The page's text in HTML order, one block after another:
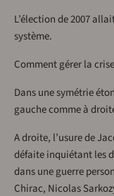
L’élection de 2007
système.
Comment gérer la
Dans une symétrie
gauche comme à
A droite, l’usure de
défaite inquiétant les
dans une guerre
Chirac, Nicolas